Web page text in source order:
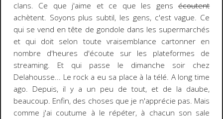
clans. Ce que j'aime et ce que les gensécoutent
achètent. Soyons plus subtil, les gens, c'est vague. Ce
qui se vend en tête de gondole dans les supermarchés
et qui doit selon toute vraisemblance cartonner en
nombre d'heures d'écoute sur les plateformes de
streaming. Et qui passe le dimanche soir chez
Delahousse... Le rock a eu sa place à la télé. A long time
ago. Depuis, il y a un peu de tout, et de la daube,
beaucoup. Enfin, des choses que je n'apprécie pas. Mais
comme j'ai coutume à le répéter, à chacun son sale